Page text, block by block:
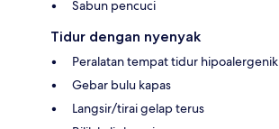
Sabun pencuci
Tidur dengan nyenyak
Peralatan tempat tidur hipoalergenik
Gebar bulu kapas
Langsir/tirai gelap terus